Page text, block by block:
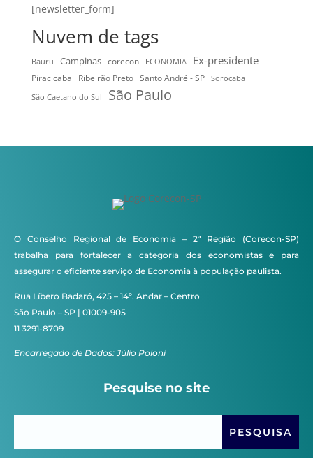
[newsletter_form]
Nuvem de tags
Bauru Campinas corecon ECONOMIA Ex-presidente
Piracicaba Ribeirão Preto Santo André - SP
Sorocaba
São Caetano do Sul
São Paulo
O Conselho Regional de Economia – 2ª Região (Corecon-SP)
trabalha para fortalecer a categoria dos economistas e para
assegurar o eficiente serviço de Economia à população paulista.
Rua Líbero Badaró, 425 – 14º. Andar – Centro
São Paulo – SP | 01009-905
11 3291-8709
Encarregado de Dados: Júlio Poloni
Pesquise no site